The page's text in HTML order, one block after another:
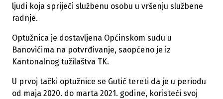
ljudi koja spriječi službenu osobu u vršenju službene
radnje.
Optužnica je dostavljena Općinskom sudu u
Banovićima na potvrđivanje, saopćeno je iz
Kantonalnog tužilaštva TK.
U prvoj tački optužnice se Gutić tereti da je u periodu
od maja 2020. do marta 2021. godine, koristeći svoj